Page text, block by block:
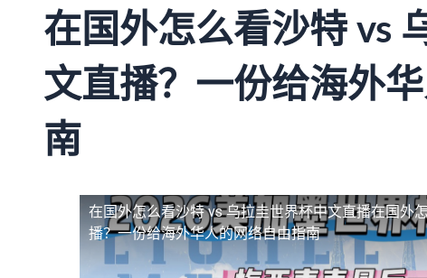
在国外怎么看沙特 vs
文直播？一份给海外
南
在国外怎么看沙特 vs 乌拉圭世界杯中文直播在国外
播？一份给海外华人的网络自由指南